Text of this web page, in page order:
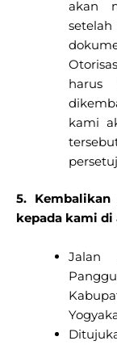
akan
harus
kami
5.
kepada kami
Jalan